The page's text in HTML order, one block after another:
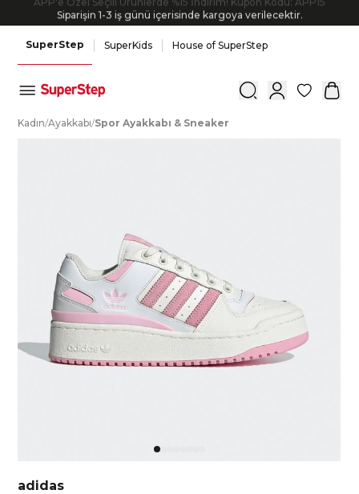
Siparişin 1-3 iş günü içerisinde kargoya verilecektir.
SuperStep SuperKids House of SuperStep
0
Kadın/Ayakkabı/Spor Ayakkabı & Sneaker
adidas